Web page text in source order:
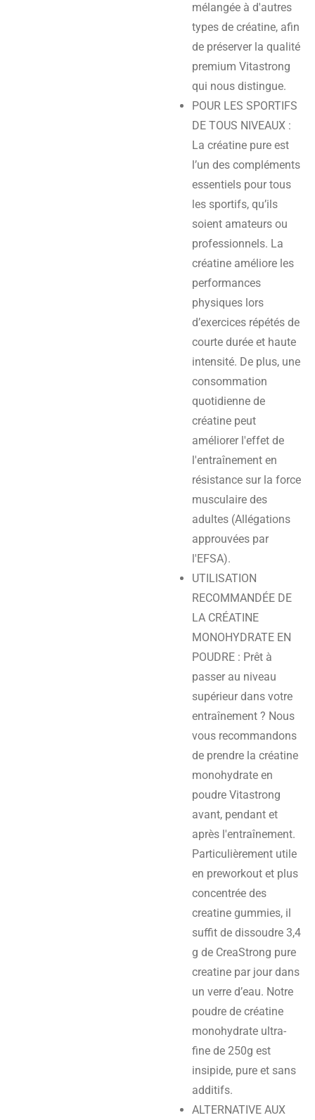
mélangée à d'autres
types de créatine, afin
de préserver la qualité
premium Vitastrong
qui nous distingue.
POUR LES SPORTIFS
DE TOUS NIVEAUX :
La créatine pure est
l’un des compléments
essentiels pour tous
les sportifs, qu’ils
soient amateurs ou
professionnels. La
créatine améliore les
performances
physiques lors
d’exercices répétés de
courte durée et haute
intensité. De plus, une
consommation
quotidienne de
créatine peut
améliorer l'effet de
l'entraînement en
résistance sur la force
musculaire des
adultes (Allégations
approuvées par
l'EFSA).
UTILISATION
RECOMMANDÉE DE
LA CRÉATINE
MONOHYDRATE EN
POUDRE : Prêt à
passer au niveau
supérieur dans votre
entraînement ? Nous
vous recommandons
de prendre la créatine
monohydrate en
poudre Vitastrong
avant, pendant et
après l'entraînement.
Particulièrement utile
en preworkout et plus
concentrée des
creatine gummies, il
suffit de dissoudre 3,4
g de CreaStrong pure
creatine par jour dans
un verre d’eau. Notre
poudre de créatine
monohydrate ultra-
fine de 250g est
insipide, pure et sans
additifs.
ALTERNATIVE AUX